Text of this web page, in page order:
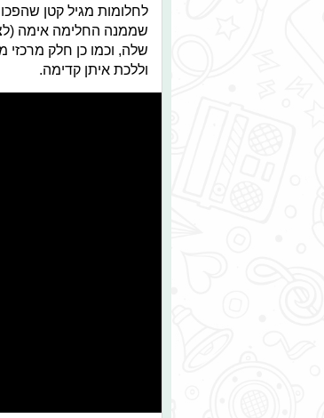
שממנה החלימה אימה
שלה, וכמו כן חלק
וללכת איתן קדימה.